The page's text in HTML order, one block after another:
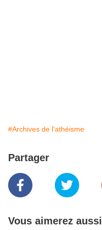
#Archives de l'athéisme
Partager
Vous aimerez aussi